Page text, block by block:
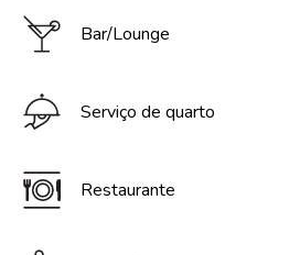
Bar/Lounge
Serviço de quarto
Restaurante